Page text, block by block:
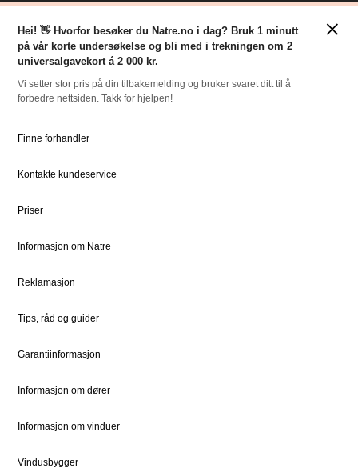
Klassisk stil
Tilpasninger
Inspirasjon
Nyheter
RESSURSER
Slik bestiller du
Priser
Dokumentsenter
STØTTE
Kundeservice
Kontakt
Vedlikehold
FOR PROFF
Natre Express
Hei! 👋 Hvorfor besøker du Natre.no i dag? Bruk 1 minutt
på vår korte undersøkelse og bli med i trekningen om 2
universalgavekort á 2 000 kr.
Vi setter stor pris på din tilbakemelding og bruker svaret ditt til å
forbedre nettsiden. Takk for hjelpen!
Finne forhandler
Kontakte kundeservice
Priser
Informasjon om Natre
Reklamasjon
Tips, råd og guider
Garantiinformasjon
Informasjon om dører
Informasjon om vinduer
Vindusbygger
×